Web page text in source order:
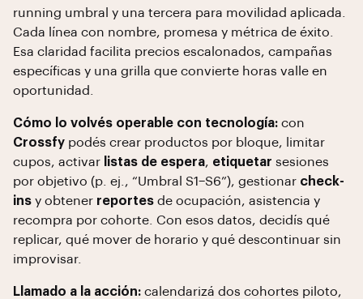
running umbral y una tercera para movilidad aplicada.
Cada línea con nombre, promesa y métrica de éxito.
Esa claridad facilita precios escalonados, campañas
específicas y una grilla que convierte horas valle en
oportunidad.
Cómo lo volvés operable con tecnología: con
Crossfy podés crear productos por bloque, limitar
cupos, activar listas de espera, etiquetar sesiones
por objetivo (p. ej., “Umbral S1–S6”), gestionar check-
ins y obtener reportes de ocupación, asistencia y
recompra por cohorte. Con esos datos, decidís qué
replicar, qué mover de horario y qué descontinuar sin
improvisar.
Llamado a la acción: calendarizá dos cohortes piloto,